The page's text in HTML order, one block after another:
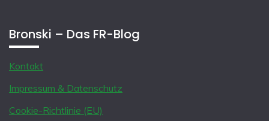
Bronski – Das FR-Blog
Kontakt
Impressum & Datenschutz
Cookie-Richtlinie (EU)